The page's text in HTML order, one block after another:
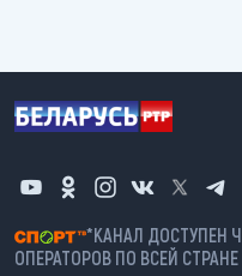
*КАНАЛ ДОСТУПЕН
ОПЕРАТОРОВ ПО ВСЕЙ СТРАНЕ